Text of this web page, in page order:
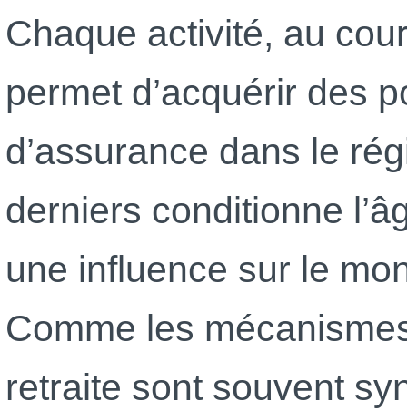
Chaque activité, au
permet d’acquérir des
d’assurance dans le
derniers conditionne
une influence sur le
Comme les
retraite sont souvent